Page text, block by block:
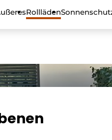
Rollläden